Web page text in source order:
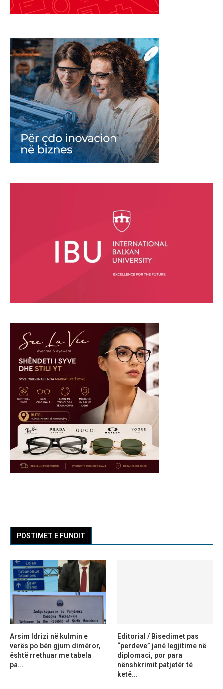
POSTIMET E FUNDIT
Arsim Idrizi në kulmin e
verës po bën gjum dimëror,
është rrethuar me tabela
pa...
Editorial / Bisedimet pas
“perdeve” janë legjitime në
diplomaci, por para
nënshkrimit patjetër të
ketë...